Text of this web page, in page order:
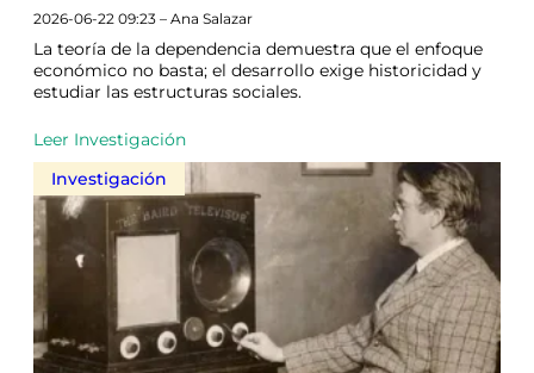
2026-06-22 09:23 – Ana Salazar
La teoría de la dependencia demuestra que el enfoque
económico no basta; el desarrollo exige historicidad y
estudiar las estructuras sociales.
Leer Investigación
Investigación